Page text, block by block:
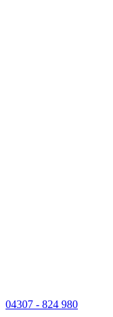
04307 - 824 980